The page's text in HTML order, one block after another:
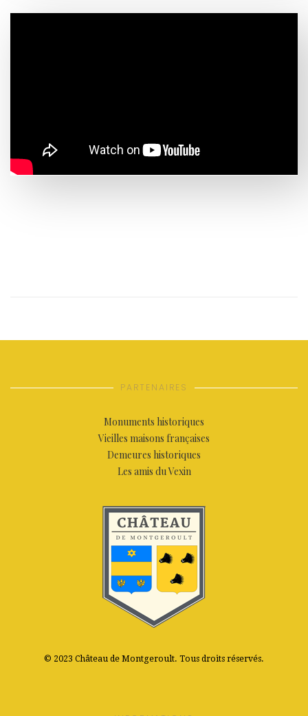
PARTENAIRES
Monuments historiques
Vieilles maisons françaises
Demeures historiques
Les amis du Vexin
© 2023 Château de Montgeroult. Tous droits réservés.